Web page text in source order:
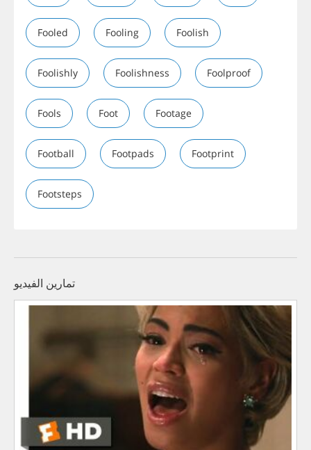
Fooled Fooling Foolish
Foolishly Foolishness Foolproof
Fools Foot Footage
Football Footpads Footprint
Footsteps
تمارين الفيديو